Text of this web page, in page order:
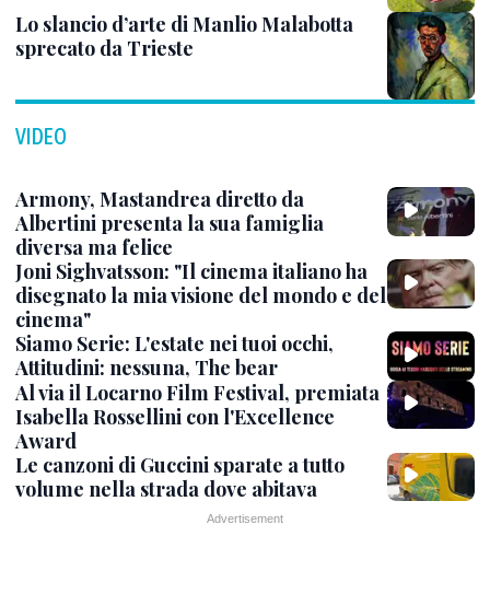
Lo slancio d’arte di Manlio Malabotta
sprecato da Trieste
VIDEO
Armony, Mastandrea diretto da
Albertini presenta la sua famiglia
diversa ma felice
Joni Sighvatsson: "Il cinema italiano ha
disegnato la mia visione del mondo e del
cinema"
Siamo Serie: L'estate nei tuoi occhi,
Attitudini: nessuna, The bear
Al via il Locarno Film Festival, premiata
Isabella Rossellini con l'Excellence
Award
Le canzoni di Guccini sparate a tutto
volume nella strada dove abitava